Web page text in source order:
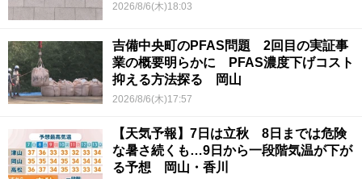
2026/8/6(木)18:03
吉備中央町のPFAS問題 2回目の実証事
業の概要明らかに PFAS濃度下げコスト
抑える方法探る 岡山
2026/8/6(木)17:57
【天気予報】7日は立秋 8日までは危険
な暑さ続くも…9日から一段階気温が下が
る予想 岡山・香川